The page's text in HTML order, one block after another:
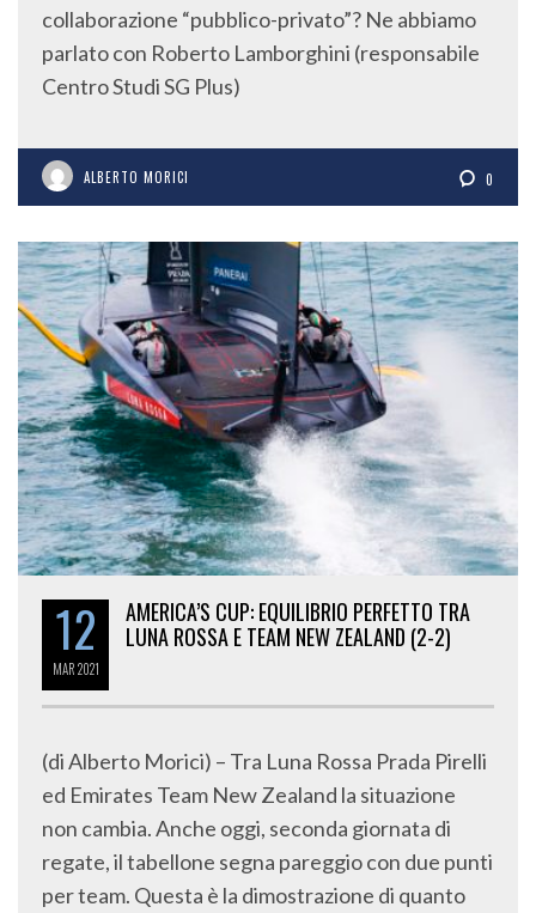
collaborazione “pubblico-privato”? Ne abbiamo
parlato con Roberto Lamborghini (responsabile
Centro Studi SG Plus)
ALBERTO MORICI 0
12
MAR2021
AMERICA’S CUP: EQUILIBRIO PERFETTO TRA
LUNA ROSSA E TEAM NEW ZEALAND (2-2)
(di Alberto Morici) – Tra Luna Rossa Prada Pirelli
ed Emirates Team New Zealand la situazione
non cambia. Anche oggi, seconda giornata di
regate, il tabellone segna pareggio con due punti
per team. Questa è la dimostrazione di quanto